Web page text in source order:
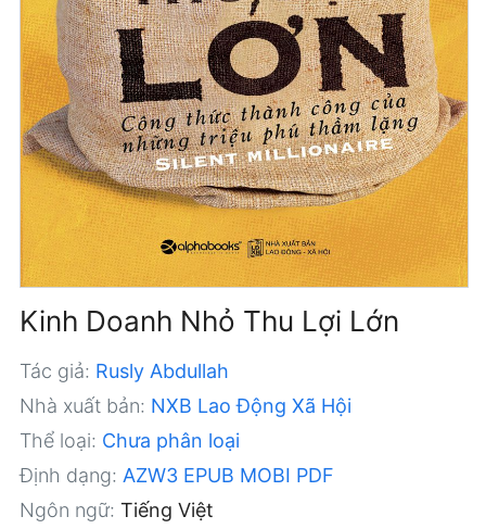
Kinh Doanh Nhỏ Thu Lợi Lớn
Tác giả: Rusly Abdullah
Nhà xuất bản: NXB Lao Động Xã Hội
Thể loại: Chưa phân loại
Định dạng: AZW3 EPUB MOBI PDF
Ngôn ngữ: Tiếng Việt